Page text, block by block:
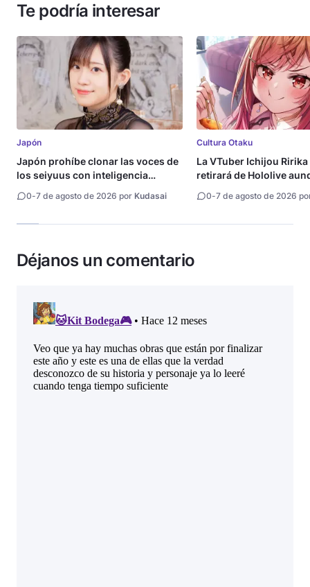
Te podría interesar
Japón
Japón prohíbe clonar las voces de
los seiyuus con inteligencia
0-7 de agosto de 2026 por Kudasai
Cultura Otaku
La VTuber Ichijou Ririka
retirará de Hololive
0-7 de agosto de 2026
Déjanos un comentario